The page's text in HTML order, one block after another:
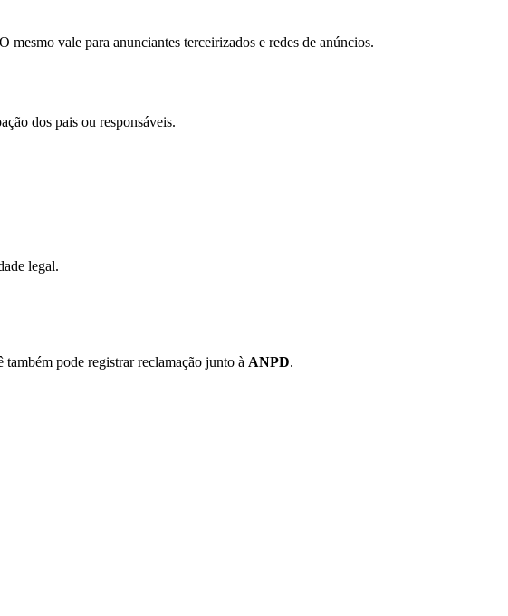
vale para anunciantes terceirizados e redes de anúncios.
dos pais ou responsáveis.
legal.
também pode registrar reclamação junto à ANPD.